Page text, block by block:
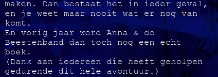
maken. Dan bestaat het in ieder geval,
en je weet maar nooit wat er nog van
komt.
En vorig jaar werd Anna & de
Beestenband dan toch nog een echt
boek.
(Dank aan iedereen die heeft geholpen
gedurende dit hele avontuur.)